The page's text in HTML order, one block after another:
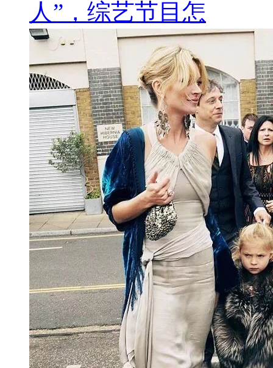
人”，综艺节目怎